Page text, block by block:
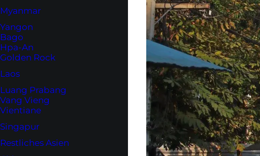
Myanmar
Yangon
Bago
Hpa-An
Golden Rock
Laos
Luang Prabang
Vang Vieng
Vientiane
Singapur
Restliches Asien